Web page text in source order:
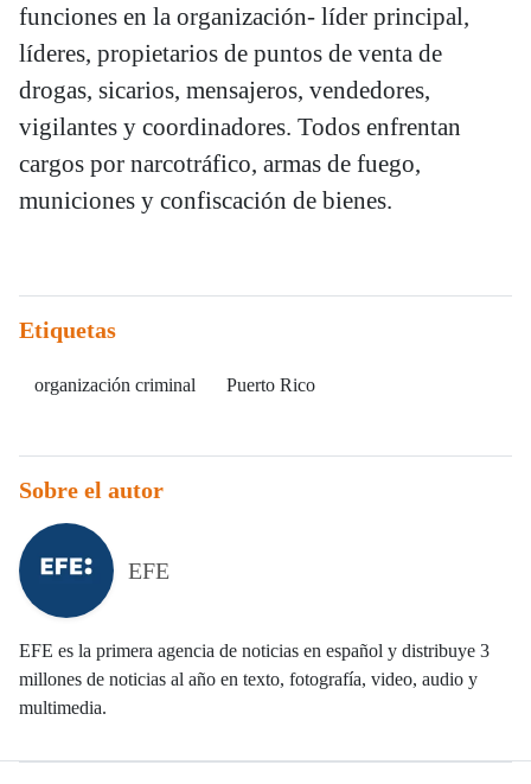
funciones en la organización- líder principal,
líderes, propietarios de puntos de venta de
drogas, sicarios, mensajeros, vendedores,
vigilantes y coordinadores. Todos enfrentan
cargos por narcotráfico, armas de fuego,
municiones y confiscación de bienes.
Etiquetas
organización criminal Puerto Rico
Sobre el autor
EFE
EFE es la primera agencia de noticias en español y distribuye 3
millones de noticias al año en texto, fotografía, video, audio y
multimedia.